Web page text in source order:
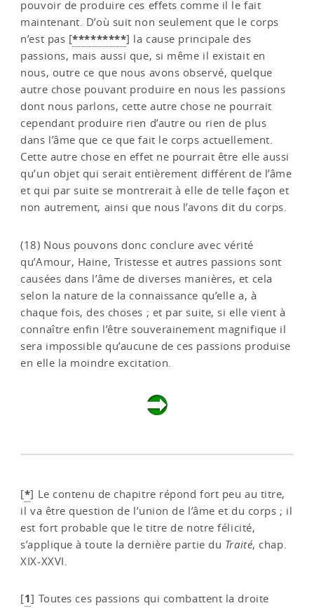
pouvoir de produire ces effets comme il le fait
maintenant. D’où suit non seulement que le corps
n’est pas [*********] la cause principale des
passions, mais aussi que, si même il existait en
nous, outre ce que nous avons observé, quelque
autre chose pouvant produire en nous les passions
dont nous parlons, cette autre chose ne pourrait
cependant produire rien d’autre ou rien de plus
dans l’âme que ce que fait le corps actuellement.
Cette autre chose en effet ne pourrait être elle aussi
qu’un objet qui serait entièrement différent de l’âme
et qui par suite se montrerait à elle de telle façon et
non autrement, ainsi que nous l’avons dit du corps.
(18) Nous pouvons donc conclure avec vérité
qu’Amour, Haine, Tristesse et autres passions sont
causées dans l’âme de diverses manières, et cela
selon la nature de la connaissance qu’elle a, à
chaque fois, des choses ; et par suite, si elle vient à
connaître enfin l’être souverainement magnifique il
sera impossible qu’aucune de ces passions produise
en elle la moindre excitation.
[*] Le contenu de chapitre répond fort peu au titre,
il va être question de l’union de l’âme et du corps ; il
est fort probable que le titre de notre félicité,
s’applique à toute la dernière partie du Traité, chap.
XIX-XXVI.
[1] Toutes ces passions qui combattent la droite